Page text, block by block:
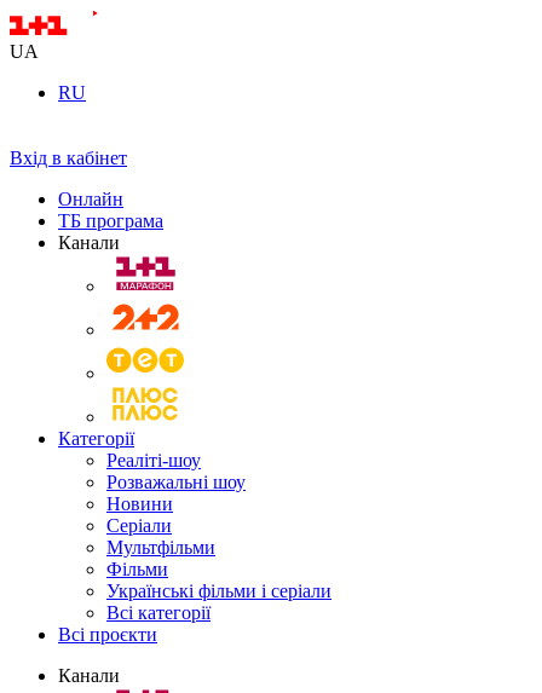
UA
RU
Вхід в кабінет
Онлайн
ТБ програма
Канали
Категорії
Реаліті-шоу
Розважальні шоу
Новини
Серіали
Мультфільми
Фільми
Українські фільми і серіали
Всі категорії
Всі проєкти
Канали